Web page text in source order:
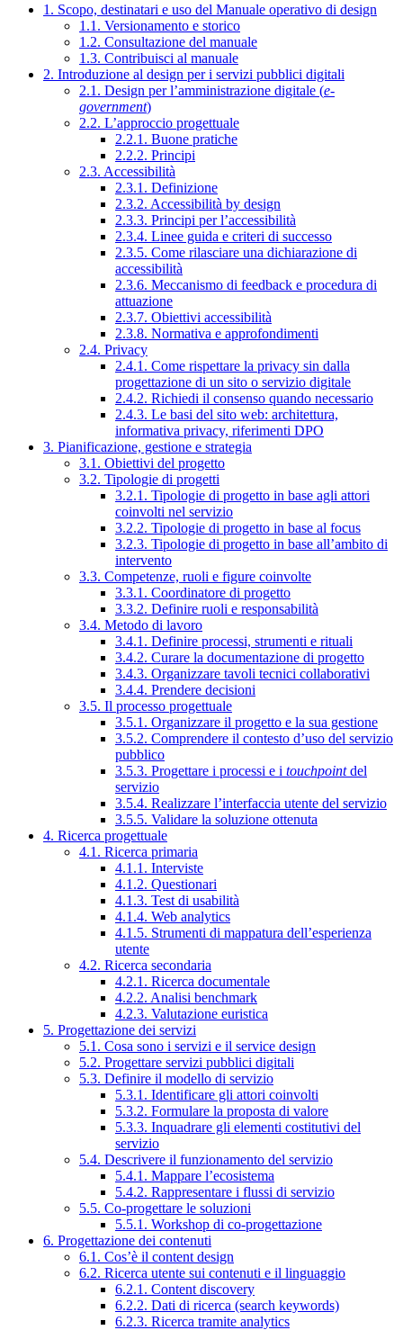
1. Scopo, destinatari e uso del Manuale operativo di design
1.1. Versionamento e storico
1.2. Consultazione del manuale
1.3. Contribuisci al manuale
2. Introduzione al design per i servizi pubblici digitali
2.1. Design per l’amministrazione digitale (e-
government)
2.2. L’approccio progettuale
2.2.1. Buone pratiche
2.2.2. Principi
2.3. Accessibilità
2.3.1. Definizione
2.3.2. Accessibilità by design
2.3.3. Principi per l’accessibilità
2.3.4. Linee guida e criteri di successo
2.3.5. Come rilasciare una dichiarazione di
accessibilità
2.3.6. Meccanismo di feedback e procedura di
attuazione
2.3.7. Obiettivi accessibilità
2.3.8. Normativa e approfondimenti
2.4. Privacy
2.4.1. Come rispettare la privacy sin dalla
progettazione di un sito o servizio digitale
2.4.2. Richiedi il consenso quando necessario
2.4.3. Le basi del sito web: architettura,
informativa privacy, riferimenti DPO
3. Pianificazione, gestione e strategia
3.1. Obiettivi del progetto
3.2. Tipologie di progetti
3.2.1. Tipologie di progetto in base agli attori
coinvolti nel servizio
3.2.2. Tipologie di progetto in base al focus
3.2.3. Tipologie di progetto in base all’ambito di
intervento
3.3. Competenze, ruoli e figure coinvolte
3.3.1. Coordinatore di progetto
3.3.2. Definire ruoli e responsabilità
3.4. Metodo di lavoro
3.4.1. Definire processi, strumenti e rituali
3.4.2. Curare la documentazione di progetto
3.4.3. Organizzare tavoli tecnici collaborativi
3.4.4. Prendere decisioni
3.5. Il processo progettuale
3.5.1. Organizzare il progetto e la sua gestione
3.5.2. Comprendere il contesto d’uso del servizio
pubblico
3.5.3. Progettare i processi e i touchpointdel
servizio
3.5.4. Realizzare l’interfaccia utente del servizio
3.5.5. Validare la soluzione ottenuta
4. Ricerca progettuale
4.1. Ricerca primaria
4.1.1. Interviste
4.1.2. Questionari
4.1.3. Test di usabilità
4.1.4. Web analytics
4.1.5. Strumenti di mappatura dell’esperienza
utente
4.2. Ricerca secondaria
4.2.1. Ricerca documentale
4.2.2. Analisi benchmark
4.2.3. Valutazione euristica
5. Progettazione dei servizi
5.1. Cosa sono i servizi e il service design
5.2. Progettare servizi pubblici digitali
5.3. Definire il modello di servizio
5.3.1. Identificare gli attori coinvolti
5.3.2. Formulare la proposta di valore
5.3.3. Inquadrare gli elementi costitutivi del
servizio
5.4. Descrivere il funzionamento del servizio
5.4.1. Mappare l’ecosistema
5.4.2. Rappresentare i flussi di servizio
5.5. Co-progettare le soluzioni
5.5.1. Workshop di co-progettazione
6. Progettazione dei contenuti
6.1. Cos’è il content design
6.2. Ricerca utente sui contenuti e il linguaggio
6.2.1. Content discovery
6.2.2. Dati di ricerca (search keywords)
6.2.3. Ricerca tramite analytics